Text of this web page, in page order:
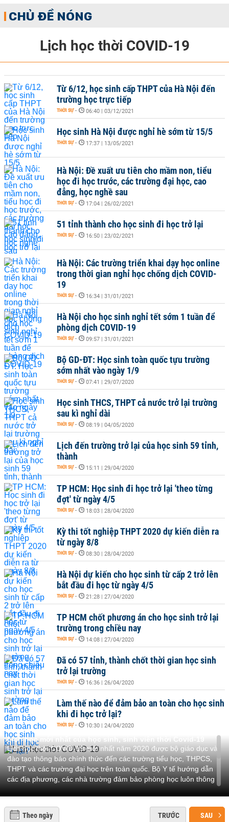
CHỦ ĐỀ NÓNG
Lịch học thời COVID-19
Từ 6/12, học sinh cấp THPT của Hà Nội đến
trường học trực tiếp
THỜI SỰ - 06:40 | 03/12/2021
Học sinh Hà Nội được nghỉ hè sớm từ 15/5
THỜI SỰ - 17:37 | 13/05/2021
Hà Nội: Đề xuất ưu tiên cho mầm non, tiểu
học đi học trước, các trường đại học, cao
đẳng, học nghề sau
THỜI SỰ - 17:04 | 26/02/2021
51 tỉnh thành cho học sinh đi học trở lại
THỜI SỰ - 16:50 | 23/02/2021
Hà Nội: Các trường triển khai dạy học online
trong thời gian nghỉ học chống dịch COVID-
19
THỜI SỰ - 16:34 | 31/01/2021
Hà Nội cho học sinh nghỉ tết sớm 1 tuần để
phòng dịch COVID-19
THỜI SỰ - 09:57 | 31/01/2021
Bộ GD-ĐT: Học sinh toàn quốc tựu trường
sớm nhất vào ngày 1/9
THỜI SỰ - 07:41 | 29/07/2020
Học sinh THCS, THPT cả nước trở lại trường
sau kì nghỉ dài
THỜI SỰ - 08:19 | 04/05/2020
Lịch đến trường trở lại của học sinh 59 tỉnh,
thành
THỜI SỰ - 15:11 | 29/04/2020
TP HCM: Học sinh đi học trở lại 'theo từng
đợt' từ ngày 4/5
THỜI SỰ - 18:03 | 28/04/2020
Kỳ thi tốt nghiệp THPT 2020 dự kiến diễn ra
từ ngày 8/8
THỜI SỰ - 08:30 | 28/04/2020
Hà Nội dự kiến cho học sinh từ cấp 2 trở lên
bắt đầu đi học từ ngày 4/5
THỜI SỰ - 21:28 | 27/04/2020
TP HCM chốt phương án cho học sinh trở lại
trường trong chiều nay
THỜI SỰ - 14:08 | 27/04/2020
Đã có 57 tỉnh, thành chốt thời gian học sinh
trở lại trường
THỜI SỰ - 16:36 | 26/04/2020
Làm thế nào để đảm bảo an toàn cho học sinh
khi đi học trở lại?
THỜI SỰ - 10:30 | 24/04/2020
Lịch học mới nhất của học sinh, sinh viên thời Covid-19
Lịch học thời COVID-19 mới nhất năm 2020 được bộ giáo dục và
đào tạo thông báo chính thức đến các trường tiểu học, THPCS,
THPT và các trường đại học trên toàn quốc. Bộ Y tế hướng dẫn
các địa phương, các nhà trường đảm bảo phòng học luôn thông
trường hầu hết học sinh, sinh viên đều mang khẩu trang; các
trường đều thực hiện tốt việc đo thân nhiệt.
Theo ngày TRƯỚC SAU